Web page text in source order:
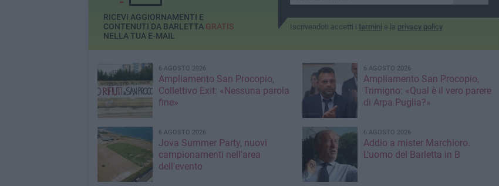
Iscrivendoti accetti i termini e la privacy policy
RICEVI AGGIORNAMENTI E
CONTENUTI DA BARLETTA GRATIS
NELLA TUA E-MAIL
6 AGOSTO 2026
Ampliamento San Procopio,
Collettivo Exit: «Nessuna parola
fine»
6 AGOSTO 2026
Ampliamento San Procopio,
Trimigno: «Qual è il vero parere
di Arpa Puglia?»
6 AGOSTO 2026
Jova Summer Party, nuovi
campionamenti nell'area
dell'evento
6 AGOSTO 2026
Addio a mister Marchioro.
L'uomo del Barletta in B